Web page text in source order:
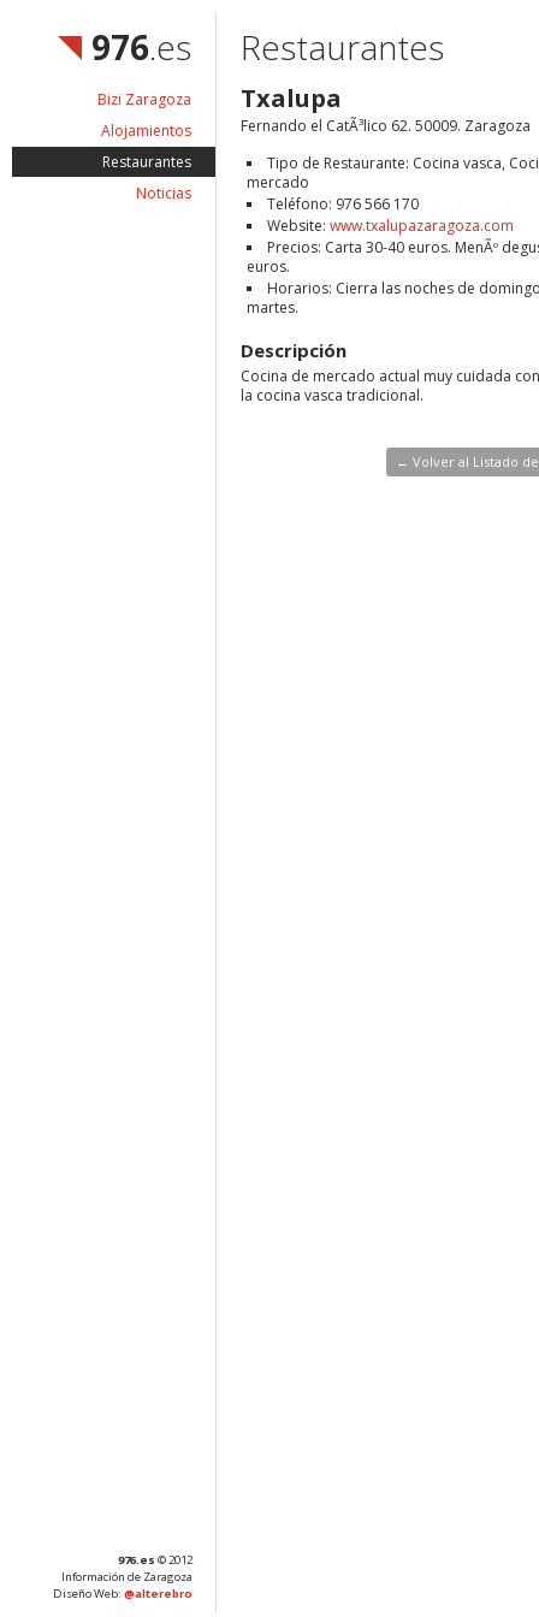
976.es
Bizi Zaragoza
Alojamientos
Restaurantes
Noticias
Restaurantes
Txalupa
Fernando el CatÃ³lico 62. 50009. Zaragoza
Tipo de Restaurante: Cocina vasca,
mercado
Teléfono: 976 566 170
Website: www.txalupazaragoza.com
Precios: Carta 30-40 euros. MenÃº
euros.
Horarios: Cierra las noches de
martes.
Descripción
Cocina de mercado actual muy cuidada
la cocina vasca tradicional.
← Volver al Listado
976.es © 2012
Información de Zaragoza
Diseño Web: @alterebro